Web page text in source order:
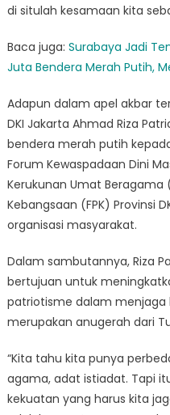
di situlah kesamaan kita
Baca juga: Surabaya Jadi
Juta Bendera Merah Putih,
Adapun dalam apel akbar
DKI Jakarta Ahmad Riza
bendera merah putih
Forum Kewaspadaan Dini
Kerukunan Umat Beragama
Kebangsaan (FPK) Provinsi
organisasi masyarakat.
Dalam sambutannya, Riza
bertujuan untuk
patriotisme dalam menjaga
merupakan anugerah dari
“Kita tahu kita punya
agama, adat istiadat. Tapi
kekuatan yang harus kita